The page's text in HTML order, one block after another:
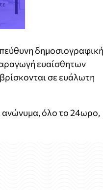
δημοσιογραφική
ευαίσθητων
σε ευάλωτη
ανώνυμα, όλο το 24ωρο,